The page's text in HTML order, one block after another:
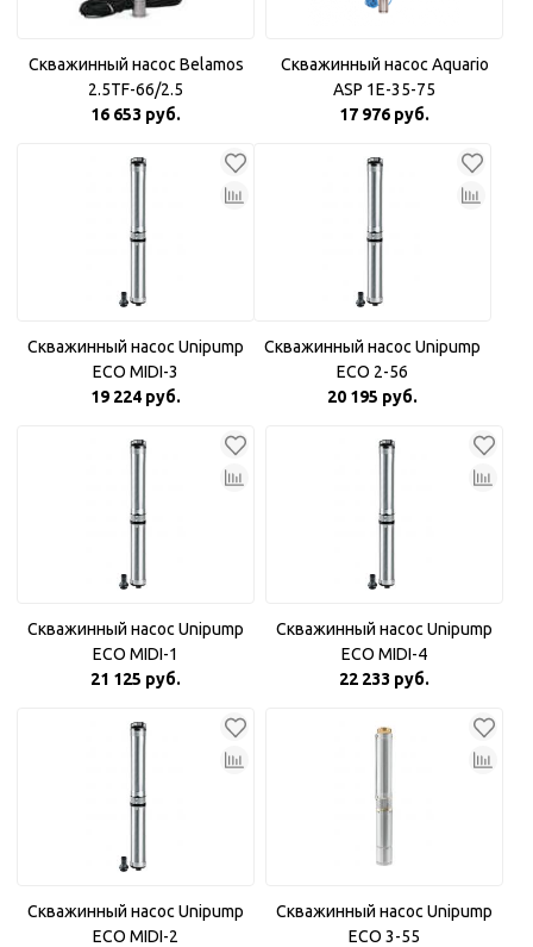
Скважинный насос Belamos
2.5TF-66/2.5
16 653 руб.
Скважинный насос Aquario
ASP 1E-35-75
17 976 руб.
Скважинный насос Unipump
ECO MIDI-3
19 224 руб.
Скважинный насос Unipump
ECO 2-56
20 195 руб.
Скважинный насос Unipump
ECO MIDI-1
21 125 руб.
Скважинный насос Unipump
ECO MIDI-4
22 233 руб.
Скважинный насос Unipump
ECO MIDI-2
Скважинный насос Unipump
ECO 3-55